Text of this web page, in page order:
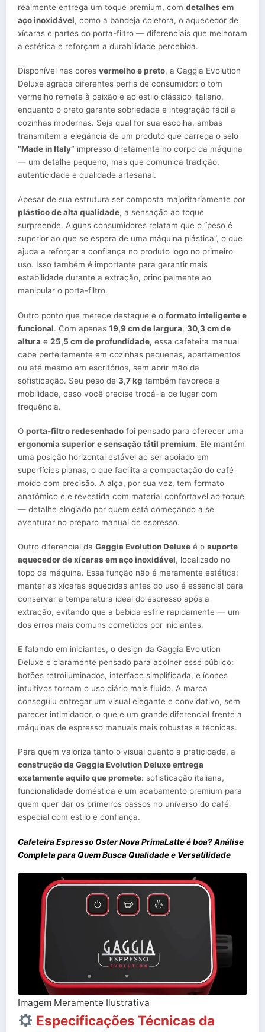
realmente entrega um toque premium, com detalhes em
aço inoxidável, como a bandeja coletora, o aquecedor de
xícaras e partes do porta-filtro — diferenciais que melhoram
a estética e reforçam a durabilidade percebida.
Disponível nas cores vermelho e preto, a Gaggia Evolution
Deluxe agrada diferentes perfis de consumidor: o tom
vermelho remete à paixão e ao estilo clássico italiano,
enquanto o preto garante sobriedade e integração fácil a
cozinhas modernas. Seja qual for sua escolha, ambas
transmitem a elegância de um produto que carrega o selo
“Made in Italy” impresso diretamente no corpo da máquina
— um detalhe pequeno, mas que comunica tradição,
autenticidade e qualidade artesanal.
Apesar de sua estrutura ser composta majoritariamente por
plástico de alta qualidade, a sensação ao toque
surpreende. Alguns consumidores relatam que o “peso é
superior ao que se espera de uma máquina plástica”, o que
ajuda a reforçar a confiança no produto logo no primeiro
uso. Isso também é importante para garantir mais
estabilidade durante a extração, principalmente ao
manipular o porta-filtro.
Outro ponto que merece destaque é o formato inteligente e
funcional. Com apenas 19,9 cm de largura, 30,3 cm de
altura e 25,5 cm de profundidade, essa cafeteira manual
cabe perfeitamente em cozinhas pequenas, apartamentos
ou até mesmo em escritórios, sem abrir mão da
sofisticação. Seu peso de 3,7 kg também favorece a
mobilidade, caso você precise trocá-la de lugar com
frequência.
O porta-filtro redesenhado foi pensado para oferecer uma
ergonomia superior e sensação tátil premium. Ele mantém
uma posição horizontal estável ao ser apoiado em
superfícies planas, o que facilita a compactação do café
moído com precisão. A alça, por sua vez, tem formato
anatômico e é revestida com material confortável ao toque
— detalhe elogiado por quem está começando a se
aventurar no preparo manual de espresso.
Outro diferencial da Gaggia Evolution Deluxe é o suporte
aquecedor de xícaras em aço inoxidável, localizado no
topo da máquina. Essa função não é meramente estética:
manter as xícaras aquecidas antes do uso é essencial para
conservar a temperatura ideal do espresso após a
extração, evitando que a bebida esfrie rapidamente — um
dos erros mais comuns cometidos por iniciantes.
E falando em iniciantes, o design da Gaggia Evolution
Deluxe é claramente pensado para acolher esse público:
botões retroiluminados, interface simplificada, e ícones
intuitivos tornam o uso diário mais fluido. A marca
conseguiu entregar um visual elegante e convidativo, sem
parecer intimidador, o que é um grande diferencial frente a
máquinas de espresso manuais mais robustas e técnicas.
Para quem valoriza tanto o visual quanto a praticidade, a
construção da Gaggia Evolution Deluxe entrega
exatamente aquilo que promete: sofisticação italiana,
funcionalidade doméstica e um acabamento premium para
quem quer dar os primeiros passos no universo do café
especial com estilo e confiança.
Cafeteira Espresso Oster Nova PrimaLatte é boa? Análise
Completa para Quem Busca Qualidade e Versatilidade
Imagem Meramente Ilustrativa
Especificações Técnicas da